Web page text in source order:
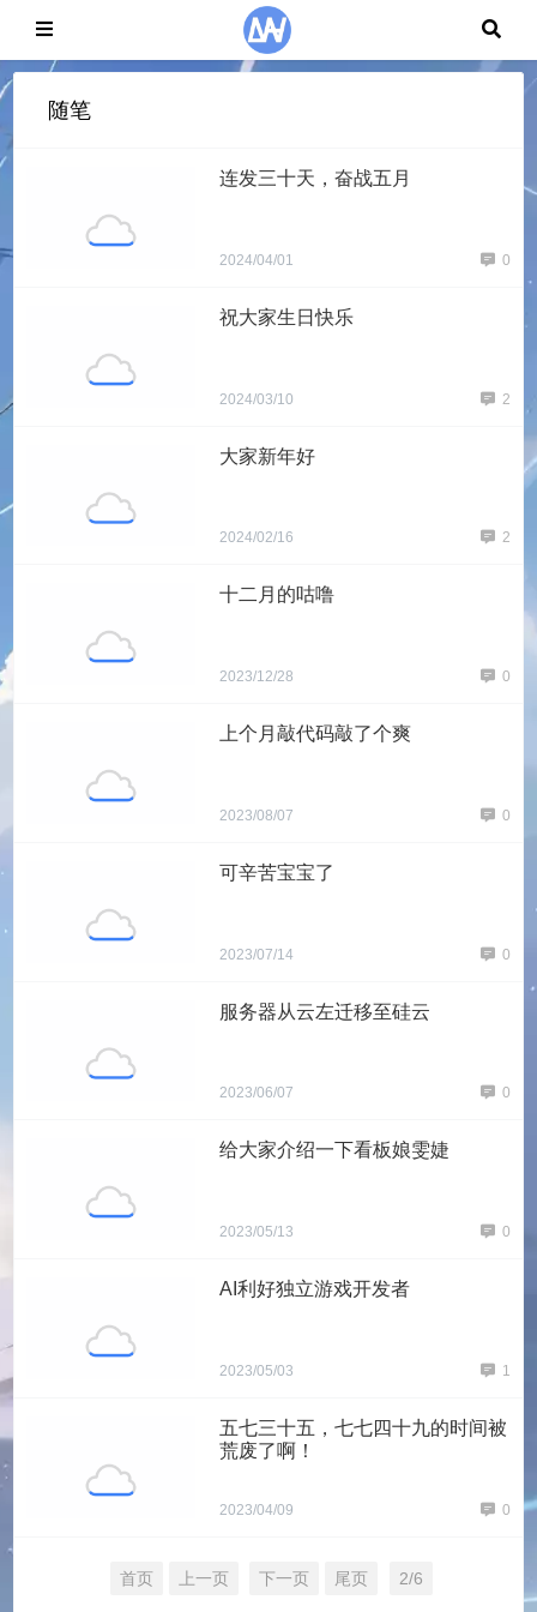
随笔
连发三十天，奋战五月
2024/04/01 0
祝大家生日快乐
2024/03/10 2
大家新年好
2024/02/16 2
十二月的咕噜
2023/12/28 0
上个月敲代码敲了个爽
2023/08/07 0
可辛苦宝宝了
2023/07/14 0
服务器从云左迁移至硅云
2023/06/07 0
给大家介绍一下看板娘雯婕
2023/05/13 0
AI利好独立游戏开发者
2023/05/03 1
五七三十五，七七四十九的时间被
荒废了啊！
2023/04/09 0
首页 上一页 下一页 尾页 2/6